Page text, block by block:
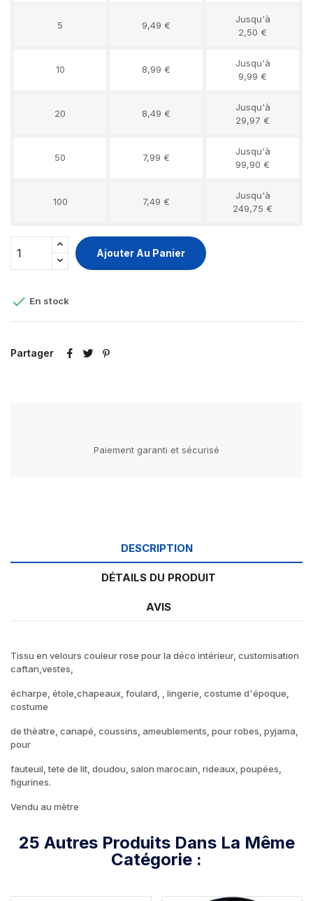
5 9,49 €
Jusqu'à
2,50 €
10 8,99 €
Jusqu'à
9,99 €
20 8,49 €
Jusqu'à
29,97 €
50 7,99 €
Jusqu'à
99,90 €
100 7,49 €
Jusqu'à
249,75 €
Ajouter Au Panier
 En stock
Partager
Paiement garanti et sécurisé
DESCRIPTION
DÉTAILS DU PRODUIT
AVIS
Tissu en velours couleur rose pour la déco intérieur, customisation
caftan,vestes,
écharpe, étole,chapeaux, foulard, , lingerie, costume d'époque,
costume
de thèatre, canapé, coussins, ameublements, pour robes, pyjama,
pour
fauteuil, tete de lit, doudou, salon marocain, rideaux, poupées,
figurines.
Vendu au mètre
25 Autres Produits Dans La Même
Catégorie :